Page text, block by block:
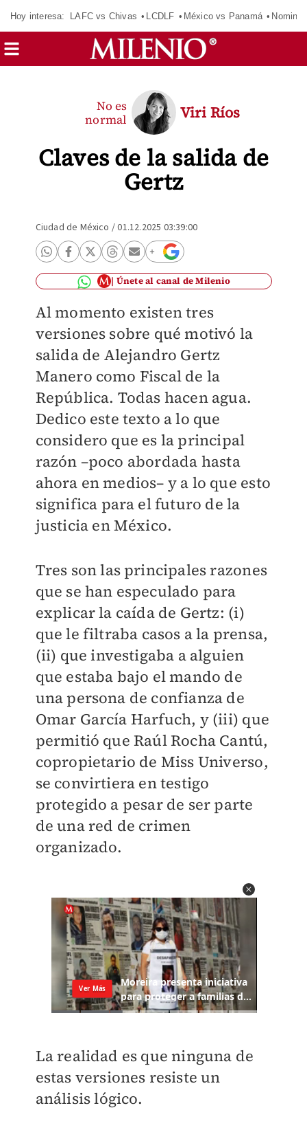
Hoy interesa: LAFC vs Chivas LCDLF México vs Panamá
Claves de la salida de
Gertz
No es
normal
Viri Ríos
Ciudad de México /01.12.2025 03:39:00
Únete al canal de Milenio
Al momento existen tres
versiones sobre qué motivó la
salida de Alejandro Gertz
Manero como Fiscal de la
República. Todas hacen agua.
Dedico este texto a lo que
considero que es la principal
razón –poco abordada hasta
ahora en medios– y a lo que esto
significa para el futuro de la
justicia en México.
Tres son las principales razones
que se han especulado para
explicar la caída de Gertz: (i)
que le filtraba casos a la prensa,
(ii) que investigaba a alguien
que estaba bajo el mando de
una persona de confianza de
Omar García Harfuch, y (iii) que
permitió que Raúl Rocha Cantú,
copropietario de Miss Universo,
se convirtiera en testigo
protegido a pesar de ser parte
de una red de crimen
organizado.
La realidad es que ninguna de
estas versiones resiste un
análisis lógico.